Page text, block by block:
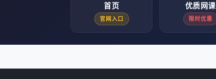
首页
官网入口
优质网课
限时优惠